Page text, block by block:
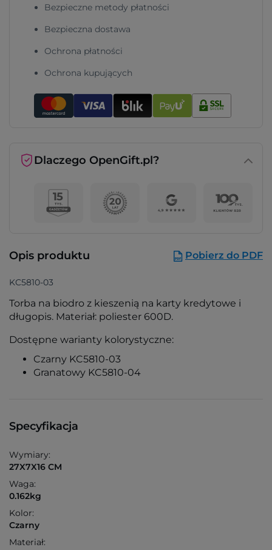
Bezpieczne metody płatności
Bezpieczna dostawa
Ochrona płatności
Ochrona kupujących
Dlaczego OpenGift.pl?
Opis produktu Pobierz do PDF
KC5810-03
Torba na biodro z kieszenią na karty kredytowe i
długopis. Materiał: poliester 600D.
Dostępne warianty kolorystyczne:
Czarny KC5810-03
Granatowy KC5810-04
Specyfikacja
Wymiary:
27X7X16 CM
Waga:
0.162kg
Kolor:
Czarny
Materiał: